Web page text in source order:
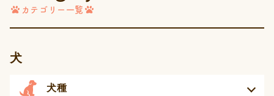
カテゴリー一覧
犬
犬種